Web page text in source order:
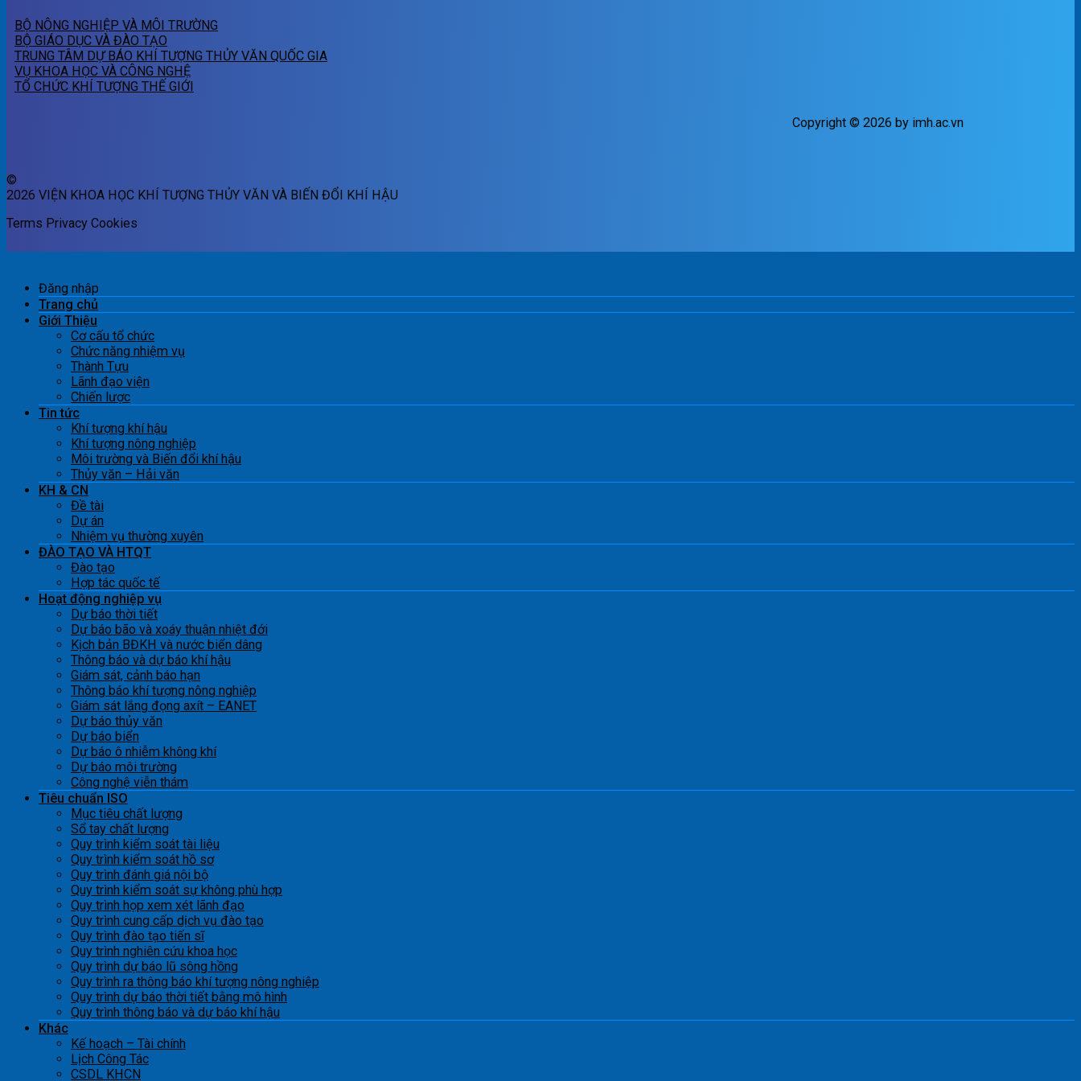
BỘ NÔNG NGHIỆP VÀ MÔI TRƯỜNG
BỘ GIÁO DỤC VÀ ĐÀO TẠO
TRUNG TÂM DỰ BÁO KHÍ TƯỢNG THỦY VĂN QUỐC GIA
VỤ KHOA HỌC VÀ CÔNG NGHỆ
TỔ CHỨC KHÍ TƯỢNG THẾ GIỚI
Copyright © 2026 by imh.ac.vn
©
2026 VIỆN KHOA HỌC KHÍ TƯỢNG THỦY VĂN VÀ BIẾN ĐỔI KHÍ HẬU
Terms Privacy Cookies
Đăng nhập
Trang chủ
Giới Thiệu
Cơ cấu tổ chức
Chức năng nhiệm vụ
Thành Tựu
Lãnh đạo viện
Chiến lược
Tin tức
Khí tượng khí hậu
Khí tượng nông nghiệp
Môi trường và Biến đổi khí hậu
Thủy văn – Hải văn
KH & CN
Đề tài
Dự án
Nhiệm vụ thường xuyên
ĐÀO TẠO VÀ HTQT
Đào tạo
Hợp tác quốc tế
Hoạt động nghiệp vụ
Dự báo thời tiết
Dự báo bão và xoáy thuận nhiệt đới
Kịch bản BĐKH và nước biển dâng
Thông báo và dự báo khí hậu
Giám sát, cảnh báo hạn
Thông báo khí tượng nông nghiệp
Giám sát lắng đọng axít – EANET
Dự báo thủy văn
Dự báo biển
Dự báo ô nhiễm không khí
Dự báo môi trường
Công nghệ viễn thám
Tiêu chuẩn ISO
Mục tiêu chất lượng
Sổ tay chất lượng
Quy trình kiểm soát tài liệu
Quy trình kiểm soát hồ sơ
Quy trình đánh giá nội bộ
Quy trình kiểm soát sự không phù hợp
Quy trình họp xem xét lãnh đạo
Quy trình cung cấp dịch vụ đào tạo
Quy trình đào tạo tiến sĩ
Quy trình nghiên cứu khoa học
Quy trình dự báo lũ sông hồng
Quy trình ra thông báo khí tượng nông nghiệp
Quy trình dự báo thời tiết bằng mô hình
Quy trình thông báo và dự báo khí hậu
Khác
Kế hoạch – Tài chính
Lịch Công Tác
CSDL KHCN